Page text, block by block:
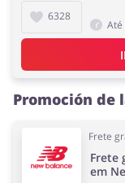
6328
Até
Promoción de
Frete
Frete
em